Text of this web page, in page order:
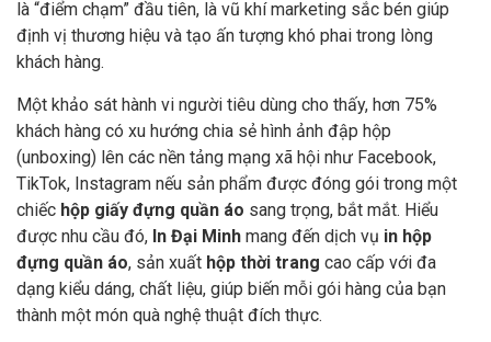
là “điểm chạm” đầu tiên, là vũ khí marketing sắc bén giúp
định vị thương hiệu và tạo ấn tượng khó phai trong lòng
khách hàng.
Một khảo sát hành vi người tiêu dùng cho thấy, hơn 75%
khách hàng có xu hướng chia sẻ hình ảnh đập hộp
(unboxing) lên các nền tảng mạng xã hội như Facebook,
TikTok, Instagram nếu sản phẩm được đóng gói trong một
chiếc hộp giấy đựng quần áo sang trọng, bắt mắt. Hiểu
được nhu cầu đó, In Đại Minh mang đến dịch vụ in hộp
đựng quần áo, sản xuất hộp thời trang cao cấp với đa
dạng kiểu dáng, chất liệu, giúp biến mỗi gói hàng của bạn
thành một món quà nghệ thuật đích thực.